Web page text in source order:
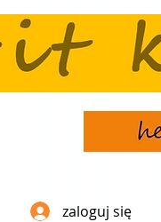
zaloguj się